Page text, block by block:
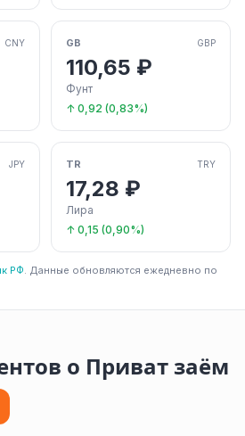
CNY GB GBP
110,65 ₽
Фунт
↑ 0,92 (0,83%)
JPY TR TRY
17,28 ₽
Лира
↑ 0,15 (0,90%)
РФ. Данные обновляются ежедневно по
о Приват заём